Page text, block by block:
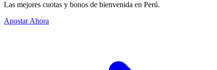
Las mejores cuotas y bonos de bienvenida en Perú.
Apostar Ahora